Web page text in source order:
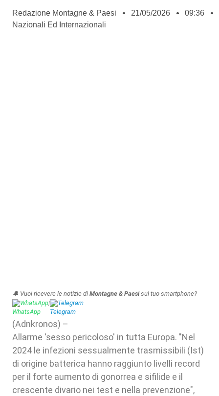
Redazione Montagne & Paesi 21/05/2026
09:36
Nazionali Ed Internazionali
🔔 Vuoi ricevere le notizie di Montagne & Paesisul tuo smartphone?
WhatsApp| Telegram
(Adnkronos) –
Allarme 'sesso pericoloso' in tutta Europa. "Nel
2024 le infezioni sessualmente trasmissibili (Ist)
di origine batterica hanno raggiunto livelli record
per il forte aumento di gonorrea e sifilide e il
crescente divario nei test e nella prevenzione",